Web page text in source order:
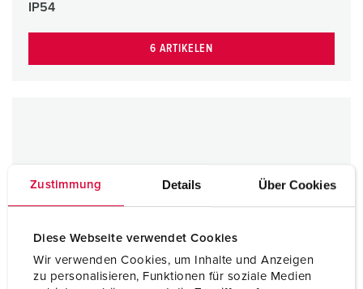
Zustimmung Details Über Cookies
Diese Webseite verwendet Cookies
Wir verwenden Cookies, um Inhalte und Anzeigen
zu personalisieren, Funktionen für soziale Medien
IP54
6 ARTIKELEN